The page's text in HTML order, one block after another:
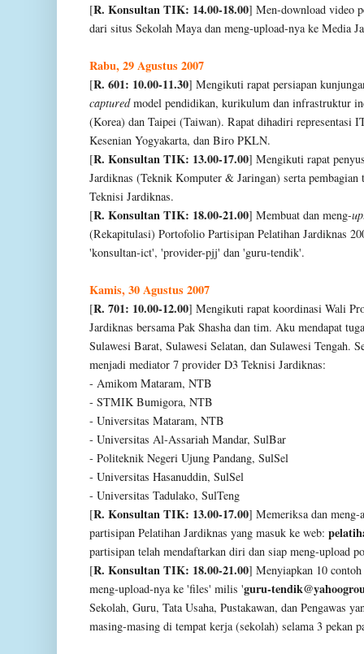
[R. Konsultan TIK: 14.00-18.00] Men-download video
dari situs Sekolah Maya dan meng-upload-nya ke Media
Rabu, 29 Agustus 2007
[R. 601: 10.00-11.30] Mengikuti rapat persiapan
capturedmodel pendidikan, kurikulum dan infrastruktur
(Korea) dan Taipei (Taiwan). Rapat dihadiri representasi
Kesenian Yogyakarta, dan Biro PKLN.
[R. Konsultan TIK: 13.00-17.00] Mengikuti rapat
Jardiknas (Teknik Komputer & Jaringan) serta
Teknisi Jardiknas.
[R. Konsultan TIK: 18.00-21.00] Membuat dan meng-
(Rekapitulasi) Portofolio Partisipan Pelatihan Jardiknas
'konsultan-ict', 'provider-pjj' dan 'guru-tendik'.
Kamis, 30 Agustus 2007
[R. 701: 10.00-12.00] Mengikuti rapat koordinasi Wali
Jardiknas bersama Pak Shasha dan tim. Aku mendapat
Sulawesi Barat, Sulawesi Selatan, dan Sulawesi Tengah.
menjadi mediator 7 provider D3 Teknisi Jardiknas:
- Amikom Mataram, NTB
- STMIK Bumigora, NTB
- Universitas Mataram, NTB
- Universitas Al-Assariah Mandar, SulBar
- Politeknik Negeri Ujung Pandang, SulSel
- Universitas Hasanuddin, SulSel
- Universitas Tadulako, SulTeng
[R. Konsultan TIK: 13.00-17.00] Memeriksa dan meng-
partisipan Pelatihan Jardiknas yang masuk ke web:
partisipan telah mendaftarkan diri dan siap meng-upload
[R. Konsultan TIK: 18.00-21.00] Menyiapkan 10
meng-upload-nya ke 'files' milis 'guru-
Sekolah, Guru, Tata Usaha, Pustakawan, dan Pengawas
masing-masing di tempat kerja (sekolah) selama 3 pekan